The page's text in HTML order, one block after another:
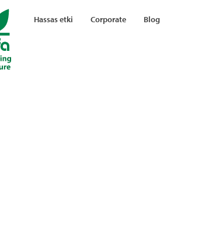
Hassas etki Corporate Blog